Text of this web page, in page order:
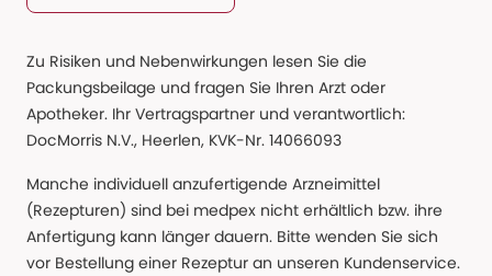
Zu Risiken und Nebenwirkungen lesen Sie die
Packungsbeilage und fragen Sie Ihren Arzt oder
Apotheker. Ihr Vertragspartner und verantwortlich:
DocMorris N.V., Heerlen, KVK-Nr. 14066093
Manche individuell anzufertigende Arzneimittel
(Rezepturen) sind bei medpex nicht erhältlich bzw. ihre
Anfertigung kann länger dauern. Bitte wenden Sie sich
vor Bestellung einer Rezeptur an unseren Kundenservice.